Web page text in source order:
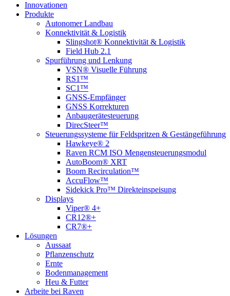
Innovationen
Produkte
Autonomer Landbau
Konnektivität & Logistik
Slingshot® Konnektivität & Logistik
Field Hub 2.1
Spurführung und Lenkung
VSN® Visuelle Führung
RS1™
SC1™
GNSS-Empfänger
GNSS Korrekturen
Anbaugerätesteuerung
DirecSteer™
Steuerungssysteme für Feldspritzen & Gestängeführung
Hawkeye® 2
Raven RCM ISO Mengensteuerungsmodul
AutoBoom® XRT
Boom Recirculation™
AccuFlow™
Sidekick Pro™ Direkteinspeisung
Displays
Viper® 4+
CR12®+
CR7®+
Lösungen
Aussaat
Pflanzenschutz
Ernte
Bodenmanagement
Heu & Futter
Arbeite bei Raven